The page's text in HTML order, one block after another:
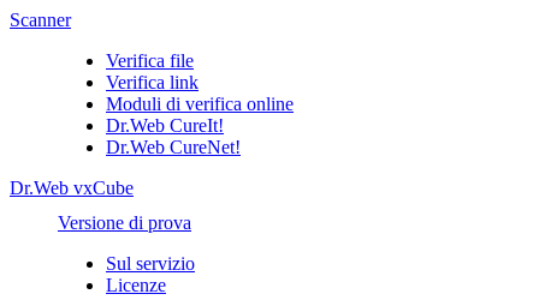
Scanner
Verifica file
Verifica link
Moduli di verifica online
Dr.Web CureIt!
Dr.Web CureNet!
Dr.Web vxCube
Versione di prova
Sul servizio
Licenze